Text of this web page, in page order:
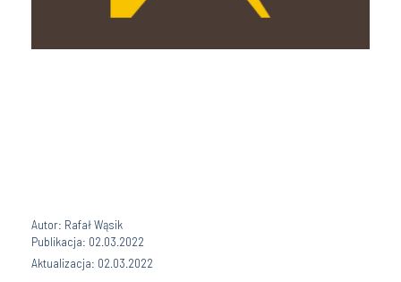
Autor: Rafał Wąsik
Publikacja: 02.03.2022
Aktualizacja: 02.03.2022